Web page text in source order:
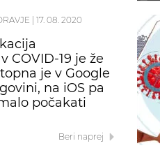
17. 08. 2020
COVID-19 je že
je v Google
na iOS pa
počakati
Beri naprej